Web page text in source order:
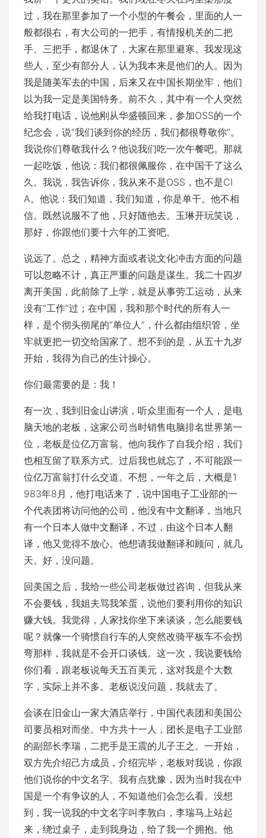
过，我在那里参加了一个小型的午餐会，里面的人一
般都很右，有大公司的一把手，有情报机关的二把
手、三把手，都退休了，大家在那里避寒。我发现这
些人，至少有部分人，认为我本来是他们的人。因为
我是随美军去的中国，后来又在中国长期坐牢，他们
以为我一定是美国特务。前不久，其中有一个人突然
给我打电话，说他刚从华盛顿回来，参加OSS的一个
纪念会，说“我们谈到你的经历，我们都很尊敬你”。
我说你们尊敬我什么？他说我们吃一次午餐吧。那就
一起吃饭，他说：我们都很佩服你，在中国干了这么
久。我说，我告诉你，我从来不是OSS，也不是CI
A。他说：我们知道，我们知道，你是单干。他不相
信。既然说服不了他，只好随他去。玉琳开玩笑说，
那好，你跟他们要十六年的工资吧。
说远了。总之，精神方面或者说文化冲击方面的问题
可以忽略不计，真正严重的问题是谋生。我二十四岁
离开美国，此前除了上学，就是从事劳工运动，从来
没有“工作”过；在中国，我和那个时代的所有人一
样，是个彻头彻尾的“单位人”，什么都由组织管，坐
牢就更把一切交给国家了。想不到的是，从五十九岁
开始，我得为自己的生计操心。
你们最需要的是：我！
有一次，我到旧金山讲演，听众里面有一个人，是电
脑天地的老板，这家公司当时销售电脑排名世界第一
位，老板是位亿万富翁。他向我作了自我介绍，我们
也相互留了联系方式。过后我也就忘了，不可能跟一
位亿万富翁打什么交道。不想，一年之后，大概是1
983年8月，他打电话来了，说中国电子工业部的一
个代表团将访问他的公司，他没有中文翻译，当地只
有一个日本人做中文翻译，不过，由这个日本人翻
译，他又觉得不放心。他想请我做翻译和顾问，就几
天。好，没问题。
回美国之后，我给一些公司老板做过咨询，但我从来
不会要钱，我姐夫骂我笨蛋，说他们要利用你的知识
赚大钱。我觉得，人家找你坐下来谈谈，怎么能要钱
呢？就像一个骑惯自行车的人突然改骑平板车不会拐
弯那样，我就是不会开口谈钱。这一次，我说要钱给
你们看，跟老板说每天五百美元，这对我是个大数
字，实际上并不多。老板说没问题，我就去了。
会谈在旧金山一家大酒店举行，中国代表团和美国公
司要员相对而坐。中方共十一人，团长是电子工业部
的副部长李瑞，二把手是王震的儿子王之。一开始，
双方先介绍己方成员，介绍完毕，老板对我说，你跟
他们说你的中文名字。我有点犹豫，因为当时我在中
国是一个有争议的人，不知道他们会怎么看。没想
到，我一说我的中文名字叫李敦白，李瑞马上站起
来，绕过桌子，走到我身边，给了我一个拥抱。他